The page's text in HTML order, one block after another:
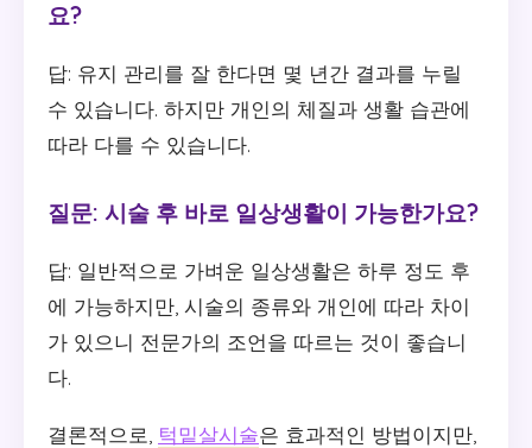
요?
답: 유지 관리를 잘 한다면 몇 년간 결과를 누릴
수 있습니다. 하지만 개인의 체질과 생활 습관에
따라 다를 수 있습니다.
질문: 시술 후 바로 일상생활이 가능한가요?
답: 일반적으로 가벼운 일상생활은 하루 정도 후
에 가능하지만, 시술의 종류와 개인에 따라 차이
가 있으니 전문가의 조언을 따르는 것이 좋습니
다.
결론적으로, 턱밑살시술은 효과적인 방법이지만,